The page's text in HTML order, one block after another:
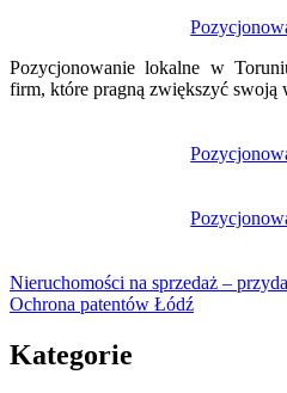
Pozycjonowanie lokalne w
firm, które pragną zwiększyć
Nieruchomości na sprzedaż –
Ochrona patentów Łódź
Kategorie